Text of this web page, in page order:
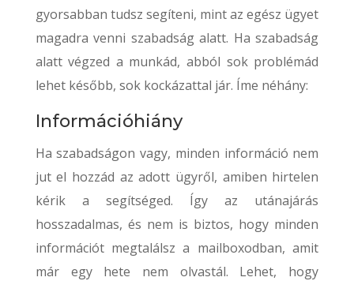
gyorsabban tudsz segíteni, mint az egész ügyet
magadra venni szabadság alatt. Ha szabadság
alatt végzed a munkád, abból sok problémád
lehet később, sok kockázattal jár. Íme néhány:
Információhiány
Ha szabadságon vagy, minden információ nem
jut el hozzád az adott ügyről, amiben hirtelen
kérik a segítséged. Így az utánajárás
hosszadalmas, és nem is biztos, hogy minden
információt megtalálsz a mailboxodban, amit
már egy hete nem olvastál. Lehet, hogy